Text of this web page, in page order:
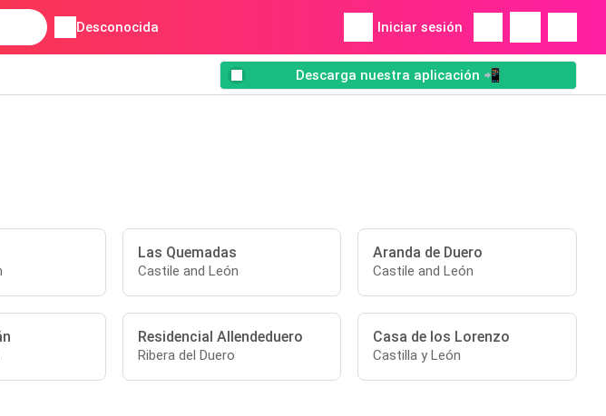
Desconocida Iniciar sesión
Descarga nuestra aplicación 📲
Las Quemadas
Castile and León
Aranda de Duero
Castile and León
Residencial Allendeduero
Ribera del Duero
Casa de los Lorenzo
Castilla y León